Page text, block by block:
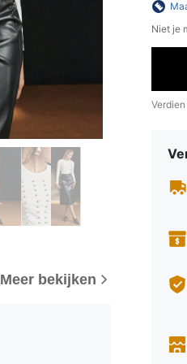
Meer bekijken
Niet je